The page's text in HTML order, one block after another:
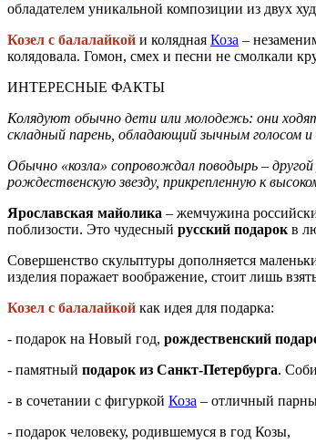
обладателем уникальной композиции из двух
Козел с балалайкой и колядная Коза –
колядовала. Гомон, смех и песни не смолкали
ИНТЕРЕСНЫЕ ФАКТЫ
Колядуют обычно дети или молодежь: они ходят
складный парень, обладающий зычным голосом
Обычно «козла» сопровождал поводырь –
рождественскую звезду, прикрепленную к
Ярославская майолика – жемчужина
поблизости. Это чудесный русский подарок в
Совершенство скульптуры дополняется
изделия поражает воображение, стоит лишь
Козел с балалайкой как идея для подарка:
- подарок на Новый год, рождественский
- памятный подарок из Санкт-Петербурга.
- в сочетании с фигуркой Коза – отличный
- подарок человеку, родившемуся в год Козы,